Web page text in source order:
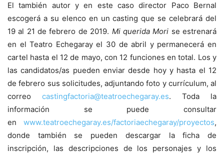
El también autor y en este caso director Paco Bernal
escogerá a su elenco en un casting que se celebrará del
19 al 21 de febrero de 2019. Mi querida Mori se estrenará
en el Teatro Echegaray el 30 de abril y permanecerá en
cartel hasta el 12 de mayo, con 12 funciones en total. Los y
las candidatos/as pueden enviar desde hoy y hasta el 12
de febrero sus solicitudes, adjuntando foto y currículum, al
correo castingfactoria@teatroechegaray.es. Toda la
información se puede consultar
en www.teatroechegaray.es/factoriaechegaray/proyectos,
donde también se pueden descargar la ficha de
inscripción, las descripciones de los personajes y los